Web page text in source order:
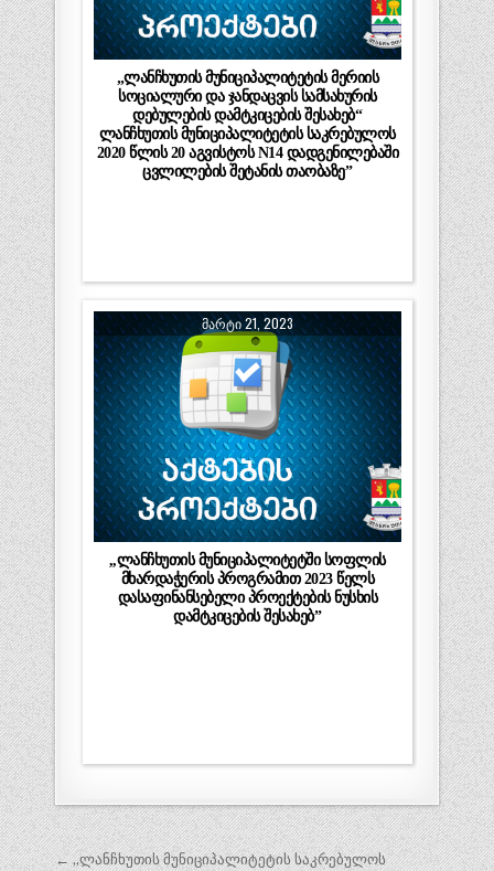
„ლანჩხუთის მუნიციპალიტეტის მერიის
სოციალური და ჯანდაცვის სამსახურის
დებულების დამტკიცების შესახებ“
ლანჩხუთის მუნიციპალიტეტის საკრებულოს
2020 წლის 20 აგვისტოს N14 დადგენილებაში
ცვლილების შეტანის თაობაზე”
ᲛᲐᲠᲢᲘ 21, 2023
,,ლანჩხუთის მუნიციპალიტეტში სოფლის
მხარდაჭერის პროგრამით 2023 წელს
დასაფინანსებელი პროექტების ნუსხის
დამტკიცების შესახებ”
პოსტის
← „ლანჩხუთის მუნიციპალიტეტის საკრებულოს